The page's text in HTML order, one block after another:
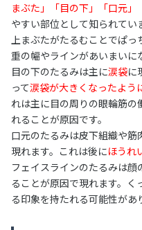
まぶた」「目の下」「口元」
やすい部位として知られてい
上まぶたがたるむことでぱ
重の幅やラインがあいまいに
目の下のたるみは主に涙袋に
って涙袋が大きくなったよう
れは主に目の周りの眼輪筋
れることが原因です。
口元のたるみは皮下組織や
現れます。これは後にほうれ
フェイスラインのたるみは
ることが原因で現れます。く
る印象を持たれる可能性があ